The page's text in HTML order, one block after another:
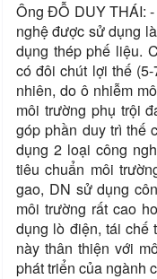
Ông ĐỖ DUY THÁI:
nghệ được sử dụng
dụng thép phế liệu.
có đôi chút lợi thế
nhiên, do ô nhiễm
môi trường phụ trội
góp phần duy trì thế
dụng 2 loại công
tiêu chuẩn môi
gao, DN sử dụng
môi trường rất cao
dụng lò điện, tái chế
này thân thiện với
phát triển của ngành